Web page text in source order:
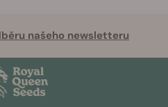
našeho newsletteru